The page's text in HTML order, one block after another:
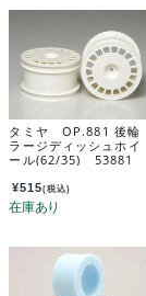
タミヤ OP.881 後輪
ラージディッシュホイ
ール(62/35) 53881
¥515(税込)